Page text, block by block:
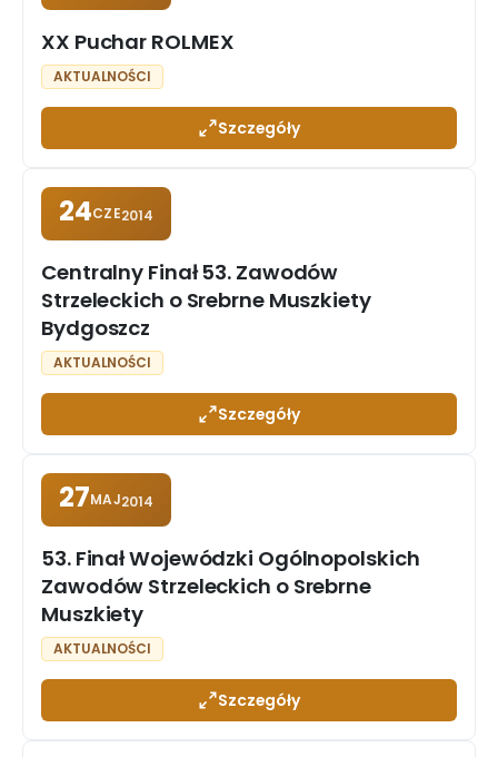
XX Puchar ROLMEX
AKTUALNOŚCI
Szczegóły
24CZE2014
Centralny Finał 53. Zawodów
Strzeleckich o Srebrne Muszkiety
Bydgoszcz
AKTUALNOŚCI
Szczegóły
27MAJ2014
53. Finał Wojewódzki Ogólnopolskich
Zawodów Strzeleckich o Srebrne
Muszkiety
AKTUALNOŚCI
Szczegóły